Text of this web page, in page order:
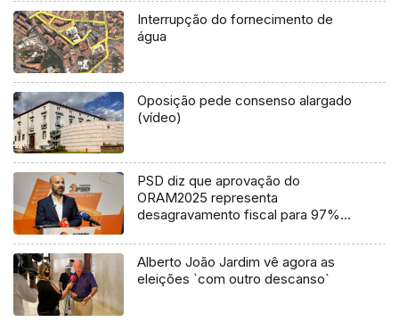
Interrupção do fornecimento de
água
Oposição pede consenso alargado
(vídeo)
PSD diz que aprovação do
ORAM2025 representa
desagravamento fiscal para 97%
Alberto João Jardim vê agora as
eleições `com outro descanso`